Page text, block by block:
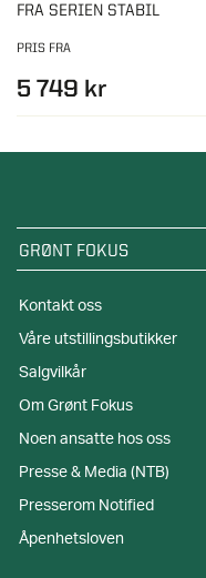
FRA SERIEN STABIL
PRIS FRA
5 749 kr
GRØNT FOKUS
Kontakt oss
Våre utstillingsbutikker
Salgvilkår
Om Grønt Fokus
Noen ansatte hos oss
Presse & Media (NTB)
Presserom Notified
Åpenhetsloven